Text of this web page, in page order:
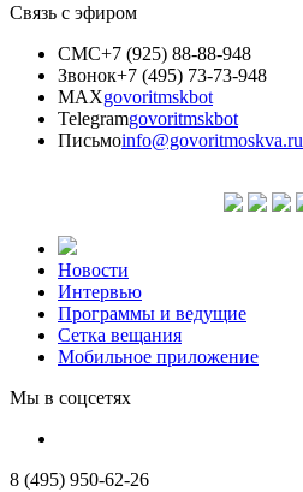
Связь с эфиром
СМС+7 (925) 88-88-948
Звонок+7 (495) 73-73-948
MAXgovoritmskbot
Telegramgovoritmskbot
Письмоinfo@govoritmoskva.ru
Новости
Интервью
Программы и ведущие
Сетка вещания
Мобильное приложение
Мы в соцсетях
8 (495) 950-62-26